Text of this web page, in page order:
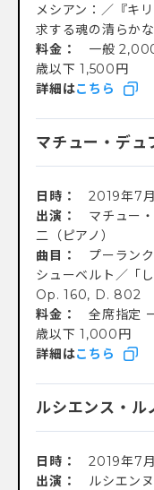
メシアン：／『キ
求する魂の清らか
料金： 一般
歳以下 1,500円
詳細はこちら
マチュー・デ
日時： 2019年7
出演： マチュー
二（ピアノ）
曲目： プーラン
シューベルト／「
Op. 160, D. 802
料金： 全席指定
歳以下 1,000円
詳細はこちら
ルシエンス・
日時： 2019年7
出演： ルシエン